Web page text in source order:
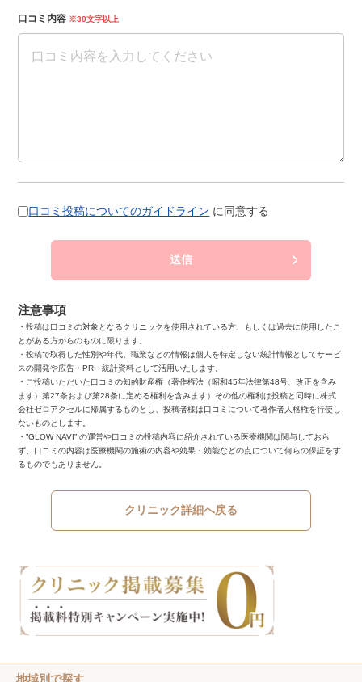
口コミ内容 ※30文字以上
口コミ投稿についてのガイドライン に同意する
送信
注意事項
・投稿は口コミの対象となるクリニックを使用されている方、もしくは過去に使用したこ
とがある方からのものに限ります。
・投稿で取得した性別や年代、職業などの情報は個人を特定しない統計情報としてサービ
スの開発や広告・PR・統計資料として活用いたします。
・ご投稿いただいた口コミの知的財産権（著作権法（昭和45年法律第48号、改正を含み
ます）第27条および第28条に定める権利を含みます）その他の権利は投稿と同時に株式
会社ゼロアクセルに帰属するものとし、投稿者様は口コミについて著作者人格権を行使し
ないものとします。
・”GLOW NAVI” の運営や口コミの投稿内容に紹介されている医療機関は関与しておら
ず、口コミの内容は医療機関の施術の内容や効果・効能などの点について何らの保証をす
るものでもありません。
クリニック詳細へ戻る
地域別で探す